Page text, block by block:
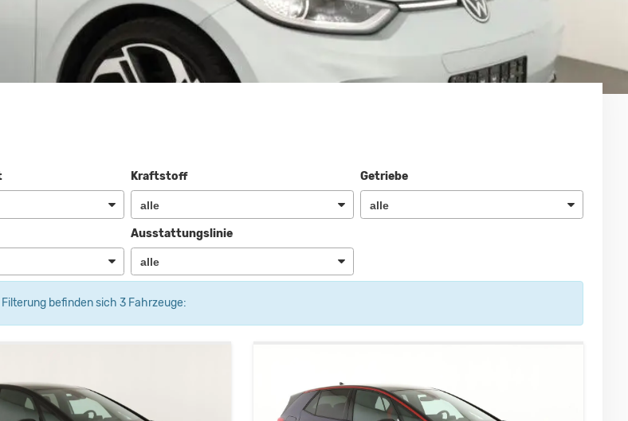
Kraftstoff Getriebe
Ausstattungslinie
Filterung befinden sich 3Fahrzeuge: